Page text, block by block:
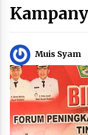
Muis Syam